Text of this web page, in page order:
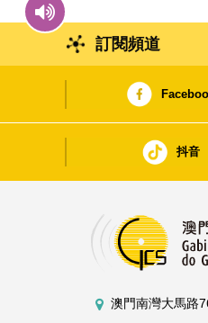
訂閱頻道
抖音
澳門南灣大馬路